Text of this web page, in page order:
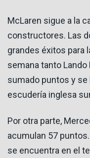
McLaren sigue a la
constructores. Las
grandes éxitos para
semana tanto
sumado puntos y se
escudería inglesa
Por otra parte,
acumulan 57
se encuentra en el